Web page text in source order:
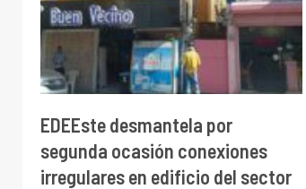
EDEEste desmantela por
segunda ocasión conexiones
irregulares en edificio del sector